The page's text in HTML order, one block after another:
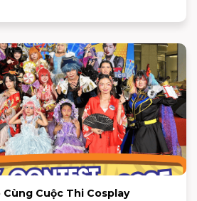
Cuộc Thi Cosplay